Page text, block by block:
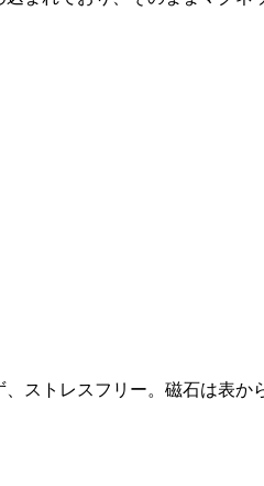
ストレスフリー。磁石は表か